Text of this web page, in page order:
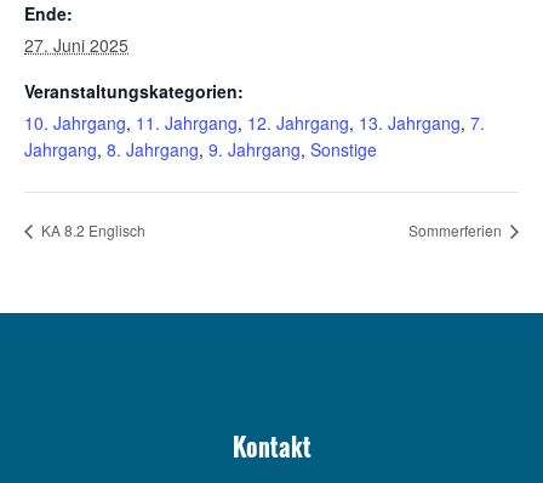
Ende:
27. Juni 2025
Veranstaltungskategorien:
10. Jahrgang, 11. Jahrgang, 12. Jahrgang, 13. Jahrgang, 7.
Jahrgang, 8. Jahrgang, 9. Jahrgang, Sonstige
KA 8.2 Englisch Sommerferien
Kontakt